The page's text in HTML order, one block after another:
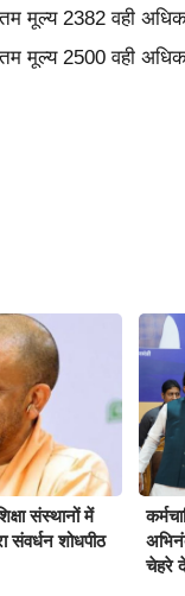
मूल्य 2382 वही
मूल्य 2500 वही
संस्थानों में
संवर्धन शोधपीठ
चेहरे